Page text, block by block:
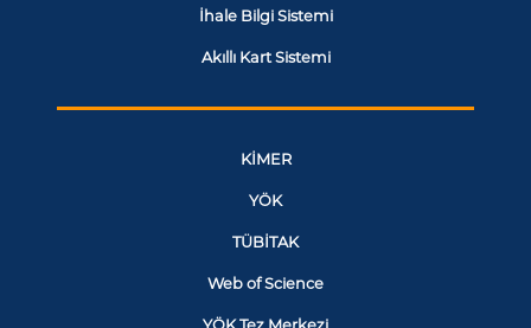
İhale Bilgi Sistemi
Akıllı Kart Sistemi
KİMER
YÖK
TÜBİTAK
Web of Science